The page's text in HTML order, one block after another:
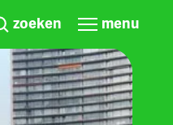
zoeken menu